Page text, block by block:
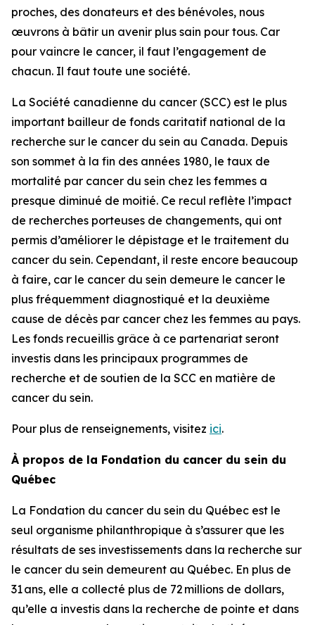
proches, des donateurs et des bénévoles, nous
œuvrons à bâtir un avenir plus sain pour tous. Car
pour vaincre le cancer, il faut l’engagement de
chacun. Il faut toute une société.
La Société canadienne du cancer (SCC) est le plus
important bailleur de fonds caritatif national de la
recherche sur le cancer du sein au Canada. Depuis
son sommet à la fin des années 1980, le taux de
mortalité par cancer du sein chez les femmes a
presque diminué de moitié. Ce recul reflète l’impact
de recherches porteuses de changements, qui ont
permis d’améliorer le dépistage et le traitement du
cancer du sein. Cependant, il reste encore beaucoup
à faire, car le cancer du sein demeure le cancer le
plus fréquemment diagnostiqué et la deuxième
cause de décès par cancer chez les femmes au pays.
Les fonds recueillis grâce à ce partenariat seront
investis dans les principaux programmes de
recherche et de soutien de la SCC en matière de
cancer du sein.
Pour plus de renseignements, visitez ici.
À propos de la Fondation du cancer du sein du
Québec
La Fondation du cancer du sein du Québec est le
seul organisme philanthropique à s’assurer que les
résultats de ses investissements dans la recherche sur
le cancer du sein demeurent au Québec. En plus de
31 ans, elle a collecté plus de 72 millions de dollars,
qu’elle a investis dans la recherche de pointe et dans